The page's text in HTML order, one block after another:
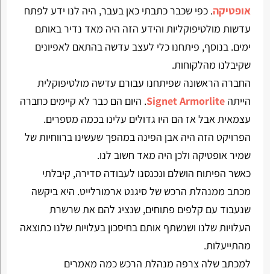
אופטיקה. כפי שכבר כתבתי כאן בעבר, היה לנו ידע לפתח
עדשות מולטיפוקליות והידע הזה היה מאד נדיר באותם
ימים. בנוסף, פיתחנו כלי לעצב עדשה בהתאם לאפיונים
שקיבלנו מהלקוחות.
החברה הראשונה שפיתחנו עבורם עדשה מולטיפוקלית
הייתה Signet Armorlite. היום הם כבר לא קיימים כחברה
עצמאית אבל אז הם היו גדולים עלינו בכמה מספרים.
הפרויקט הזה היה אבן הפינה במהפך שעשינו ברווחיות של
שמיר אופטיקה ולכן היה מאד חשוב לנו.
כאשר הפיתוח הושלם ונכנסנו לעבודה סדירה, קיבלתי
מכתב ממנהלת הרכש של סיגנט ארמורלייט. היא ביקשה
שנעבוד עם קלפים פתוחים, שנציג להם את שרשרת
העלויות שלנו ושנשתף אותם בחיסכון בעלויות שלנו כתוצאה
מהתייעלות.
למכתב שלה צרפה מנהלת הרכש כמה מאמרים